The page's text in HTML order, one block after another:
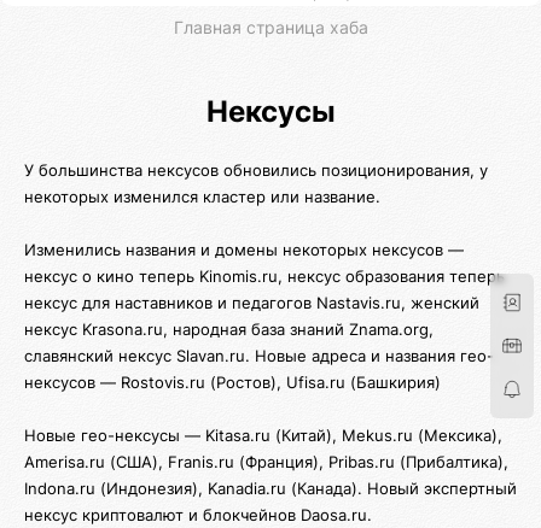
Главная страница хаба
Нексусы
У большинства нексусов обновились позиционирования, у
некоторых изменился кластер или название.
Изменились названия и домены некоторых нексусов —
нексус о кино теперь Kinomis.ru, нексус образования теперь
нексус для наставников и педагогов Nastavis.ru, женский
нексус Krasona.ru, народная база знаний Znama.org,
славянский нексус Slavan.ru. Новые адреса и названия гео-
нексусов — Rostovis.ru (Ростов), Ufisa.ru (Башкирия)
Новые гео-нексусы — Kitasa.ru (Китай), Mekus.ru (Мексика),
Amerisa.ru (США), Franis.ru (Франция), Pribas.ru (Прибалтика),
Indona.ru (Индонезия), Kanadia.ru (Канада). Новый экспертный
нексус криптовалют и блокчейнов Daosa.ru.